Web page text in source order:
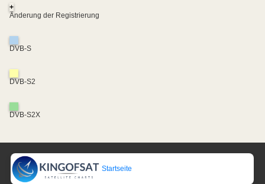
+
Änderung der Registrierung
DVB-S
DVB-S2
DVB-S2X
Startseite